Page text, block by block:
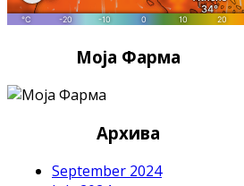
Моја Фарма
Архива
September 2024